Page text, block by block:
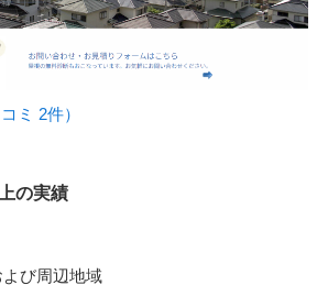
コミ 2件）
の実績
び周辺地域